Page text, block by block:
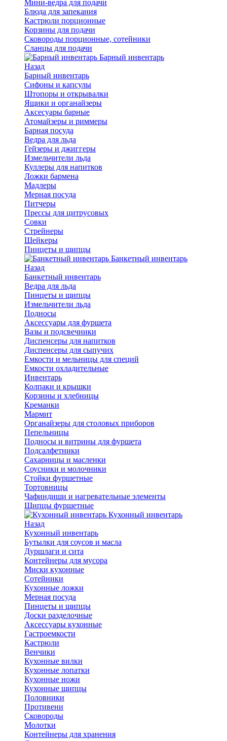
Мини-ведра для подачи
Блюда для запекания
Кастрюли порционные
Корзины для подачи
Сковороды порционные, сотейники
Сланцы для подачи
Барный инвентарь
Назад
Барный инвентарь
Сифоны и капсулы
Штопоры и открывалки
Ящики и органайзеры
Аксесуары барные
Атомайзеры и риммеры
Барная посуда
Ведра для льда
Гейзеры и джиггеры
Измельчители льда
Куллеры для напитков
Ложки бармена
Мадлеры
Мерная посуда
Питчеры
Прессы для цитрусовых
Совки
Стрейнеры
Шейкеры
Пинцеты и щипцы
Банкетный инвентарь
Назад
Банкетный инвентарь
Ведра для льда
Пинцеты и щипцы
Измельчители льда
Подносы
Аксессуары для фуршета
Вазы и подсвечники
Диспенсеры для напитков
Диспенсеры для сыпучих
Емкости и мельницы для специй
Емкости охладительные
Инвентарь
Колпаки и крышки
Корзины и хлебницы
Креманки
Мармит
Органайзеры для столовых приборов
Пепельницы
Подносы и витрины для фуршета
Подсалфетники
Сахарницы и масленки
Соусники и молочники
Стойки фуршетные
Тортовницы
Чафиндиши и нагревательные элементы
Щипцы фуршетные
Кухонный инвентарь
Назад
Кухонный инвентарь
Бутылки для соусов и масла
Дуршлаги и сита
Контейнеры для мусора
Миски кухонные
Сотейники
Кухонные ложки
Мерная посуда
Пинцеты и щипцы
Доски разделочные
Аксессуары кухонные
Гастроемкости
Кастрюли
Венчики
Кухонные вилки
Кухонные лопатки
Кухонные ножи
Кухонные щипцы
Половники
Противени
Сковороды
Молотки
Контейнеры для хранения